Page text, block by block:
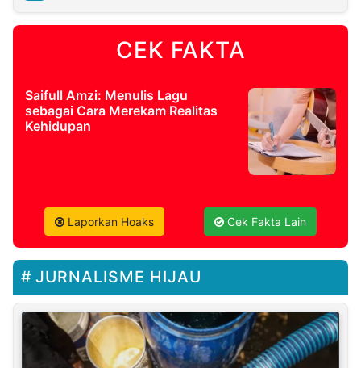
CEK FAKTA
Saifull Amzi: Menulis Lagu
sebagai Cara Merekam Realitas
Kehidupan
Laporkan Hoaks Cek Fakta Lain
JURNALISME HIJAU